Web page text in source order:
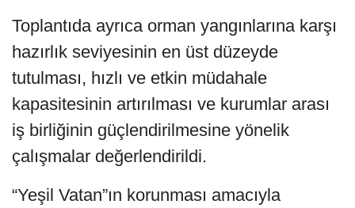
Toplantıda ayrıca orman yangınlarına karşı
hazırlık seviyesinin en üst düzeyde
tutulması, hızlı ve etkin müdahale
kapasitesinin artırılması ve kurumlar arası
iş birliğinin güçlendirilmesine yönelik
çalışmalar değerlendirildi.
“Yeşil Vatan”ın korunması amacıyla